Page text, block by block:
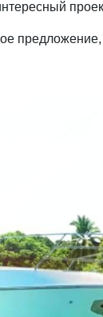
предложение,